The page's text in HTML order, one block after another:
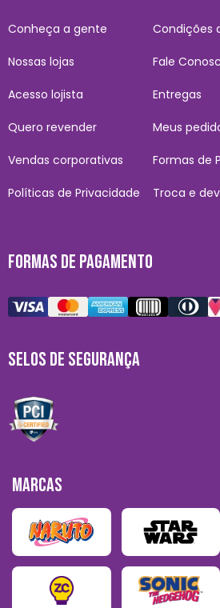
Conheça a gente
Nossas lojas
Acesso lojista
Quero revender
Vendas corporativas
Políticas de Privacidade
Condições
Fale
Entregas
Meus
Formas de
Troca e
FORMAS DE PAGAMENTO
SELOS DE SEGURANÇA
MARCAS